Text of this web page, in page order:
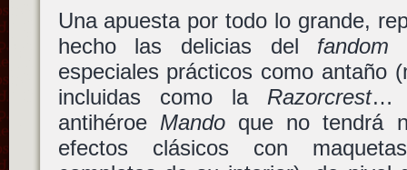
Una apuesta por todo lo grande,
hecho las delicias del fandom
especiales prácticos como antaño
incluidas como la Razorcrest…
antihéroe Mandoque no tendrá
efectos clásicos con